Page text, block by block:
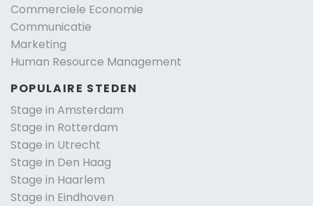
Commerciele Economie
Communicatie
Marketing
Human Resource Management
POPULAIRE STEDEN
Stage in Amsterdam
Stage in Rotterdam
Stage in Utrecht
Stage in Den Haag
Stage in Haarlem
Stage in Eindhoven